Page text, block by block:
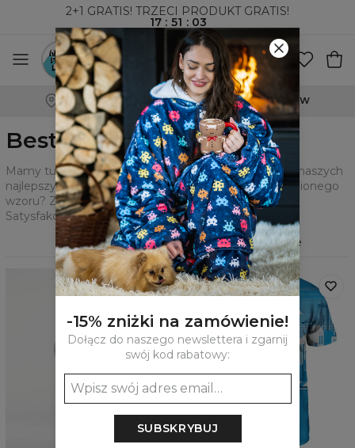
2+1 GRATIS! TRZECI PRODUKT GRATIS!
17 : 51 :01
WYSYŁKA ZA POBRANIEM I DO PACZKOMATÓW
Bestsellery
Mamy tutaj dla Ciebie wybór najlepszych printów, na naszych
najlepszych fasonach. Masz problem z wyborem ulubionego
wzoru? Zaufaj innym i postaw właśnie na te wzory.
Satysfakcja gwarantowana.
Filtry
Polecane
-15% zniżki na zamówienie!
Dołącz do naszego newslettera i zgarnij
swój kod rabatowy:
SUBSKRYBUJ